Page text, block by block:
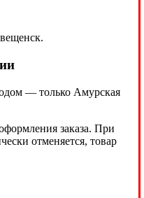
— только Амурская
заказа. При
отменяется, товар